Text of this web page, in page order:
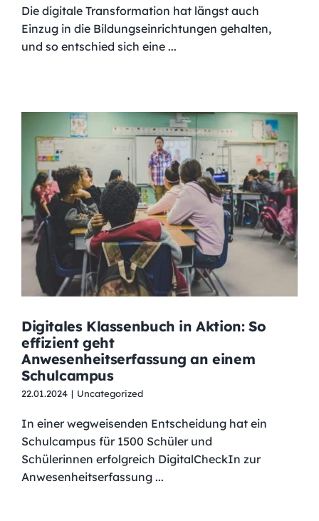
Die digitale Transformation hat längst auch
Einzug in die Bildungseinrichtungen gehalten,
und so entschied sich eine ...
Digitales Klassenbuch in Aktion: So
effizient geht
Anwesenheitserfassung an einem
Schulcampus
22.01.2024 | Uncategorized
In einer wegweisenden Entscheidung hat ein
Schulcampus für 1500 Schüler und
Schülerinnen erfolgreich DigitalCheckIn zur
Anwesenheitserfassung ...